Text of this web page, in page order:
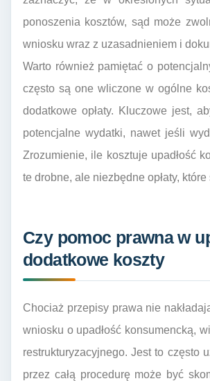
ponoszenia kosztów, sąd może
wniosku wraz z uzasadnieniem i
Warto również pamiętać o
często są one wliczone w ogólne
dodatkowe opłaty. Kluczowe jest,
potencjalne wydatki, nawet jeśli
Zrozumienie, ile kosztuje upadłość
te drobne, ale niezbędne opłaty,
Czy pomoc prawna w
dodatkowe koszty
Chociaż przepisy prawa nie
wniosku o upadłość konsumencką,
restrukturyzacyjnego. Jest to często
przez całą procedurę może być